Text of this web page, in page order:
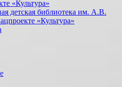
«Культура»
детская библиотека им. А.В.
«Культура»